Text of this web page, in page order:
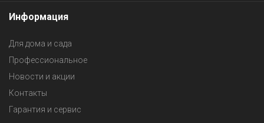
Информация
Для дома и сада
Профессиональное
Новости и акции
Контакты
Гарантия и сервис